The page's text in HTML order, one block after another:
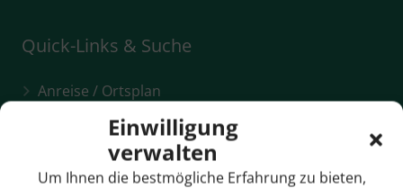
Einwilligung
verwalten
Um Ihnen die bestmögliche Erfahrung zu bieten,
Quick-Links & Suche
Anreise / Ortsplan
Bildergalerie
Breitbandversorgung